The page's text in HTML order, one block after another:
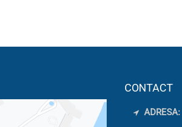
CONTACT
ADRESA: